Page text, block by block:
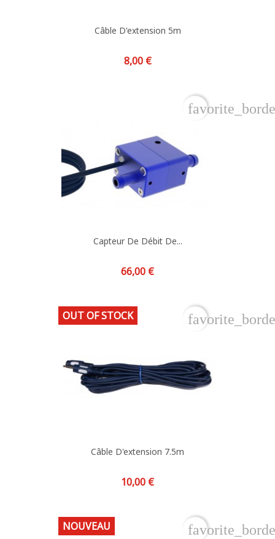
Câble D'extension 5m
Prix
8,00 €
Capteur De Débit De...
Prix
66,00 €
Câble D'extension 7.5m
Prix
10,00 €
OUT OF STOCK
NOUVEAU